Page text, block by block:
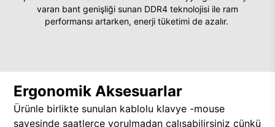
varan bant genişliği sunan DDR4 teknolojisi ile ram
performansı artarken, enerji tüketimi de azalır.
Ergonomik Aksesuarlar
Ürünle birlikte sunulan kablolu klavye -mouse
sayesinde saatlerce yorulmadan çalışabilirsiniz çünkü